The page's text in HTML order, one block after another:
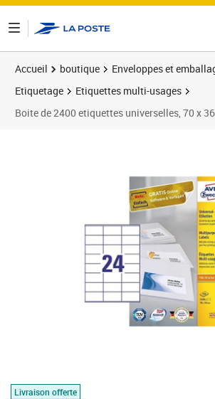
Accueil boutique
Enveloppes et
Etiquetage
Etiquettes multi-usages
Boite de 2400 etiquettes universelles, 70 x
Livraison offerte